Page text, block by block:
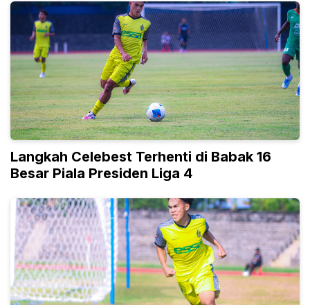
Langkah Celebest Terhenti di Babak 16
Besar Piala Presiden Liga 4